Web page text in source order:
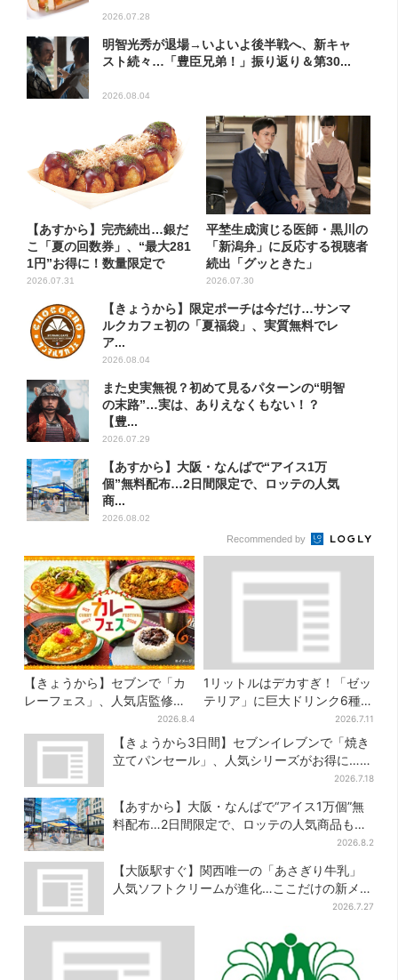
2026.07.28
明智光秀が退場→いよいよ後半戦へ、新キャ
スト続々…「豊臣兄弟！」振り返り＆第30...
2026.08.04
【あすから】完売続出…銀だ
こ「夏の回数券」、“最大281
1円”お得に！数量限定で
2026.07.31
平埜生成演じる医師・黒川の
「新潟弁」に反応する視聴者
続出「グッときた」
2026.07.30
【きょうから】限定ポーチは今だけ…サンマ
ルクカフェ初の「夏福袋」、実質無料でレ
ア...
2026.08.04
また史実無視？初めて見るパターンの“明智
の末路”…実は、ありえなくもない！？
【豊...
2026.07.29
【あすから】大阪・なんばで“アイス1万
個”無料配布…2日間限定で、ロッテの人気
商...
2026.08.02
Recommended by
【きょうから】セブンで「カ
レーフェス」、人気店監修メ
ニューなど全15品！お得な割
引キャンペーンは2週間だけ
2026.8.4
1リットルはデカすぎ！「ゼッ
テリア」に巨大ドリンク6種が
登場、セット変更で350円お
得に
2026.7.11
【きょうから3日間】セブンイレブンで「焼き
立てパンセール」、人気シリーズがお得に…チ
2026.7.18
【あすから】大阪・なんばで“アイス1万個”無
料配布…2日間限定で、ロッテの人気商品もら
2026.8.2
【大阪駅すぐ】関西唯一の「あさぎり牛乳」
人気ソフトクリームが進化…ここだけの新メニ
2026.7.27